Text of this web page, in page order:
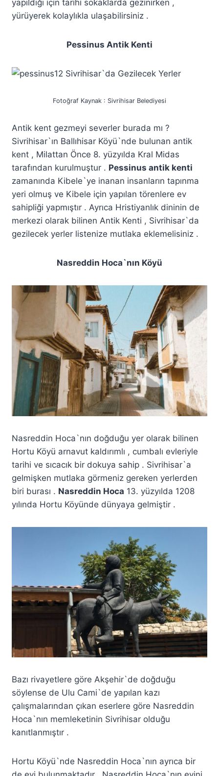
yapıldığı için tarihi sokaklarda gezinirken ,
yürüyerek kolaylıkla ulaşabilirsiniz .
Pessinus Antik Kenti
Fotoğraf Kaynak : Sivrihisar Belediyesi
Antik kent gezmeyi severler burada mı ?
Sivrihisar`ın Ballıhisar Köyü`nde bulunan antik
kent , Milattan Önce 8. yüzyılda Kral Midas
tarafından kurulmuştur . Pessinus antik kenti
zamanında Kibele`ye inanan insanların tapınma
yeri olmuş ve Kibele için yapılan törenlere ev
sahipliği yapmıştır . Ayrıca Hristiyanlık dininin de
merkezi olarak bilinen Antik Kenti , Sivrihisar`da
gezilecek yerler listenize mutlaka eklemelisiniz .
Nasreddin Hoca`nın Köyü
Nasreddin Hoca`nın doğduğu yer olarak bilinen
Hortu Köyü arnavut kaldırımlı , cumbalı evleriyle
tarihi ve sıcacık bir dokuya sahip . Sivrihisar`a
gelmişken mutlaka görmeniz gereken yerlerden
biri burası . Nasreddin Hoca 13. yüzyılda 1208
yılında Hortu Köyünde dünyaya gelmiştir .
Bazı rivayetlere göre Akşehir`de doğduğu
söylense de Ulu Cami`de yapılan kazı
çalışmalarından çıkan eserlere göre Nasreddin
Hoca`nın memleketinin Sivrihisar olduğu
kanıtlanmıştır .
Hortu Köyü`nde Nasreddin Hoca`nın ayrıca bir